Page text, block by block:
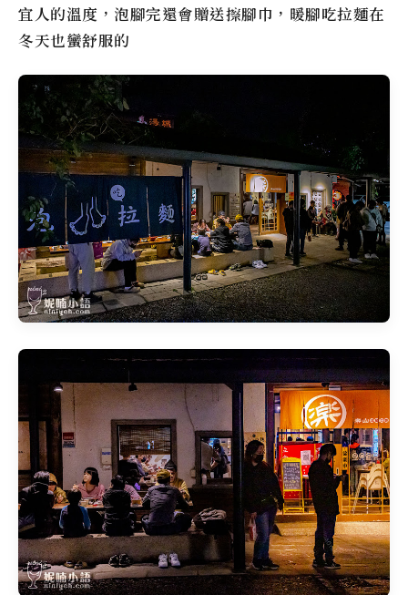
宜人的溫度，泡腳完還會贈送擦腳巾，暖腳吃拉麵在
冬天也蠻舒服的